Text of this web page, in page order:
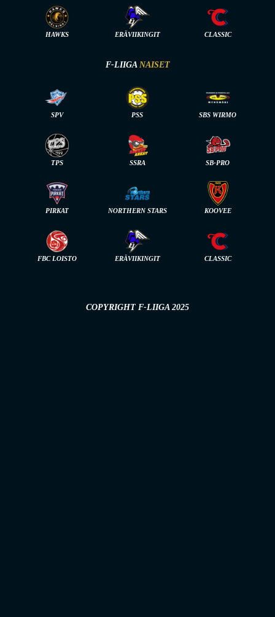
HAWKS ERÄVIIKINGIT CLASSIC
F-LIIGA NAISET
SPV PSS SBS WIRMO
TPS SSRA SB-PRO
PIRKAT NORTHERN STARS KOOVEE
FBC LOISTO ERÄVIIKINGIT CLASSIC
COPYRIGHT F-LIIGA 2025